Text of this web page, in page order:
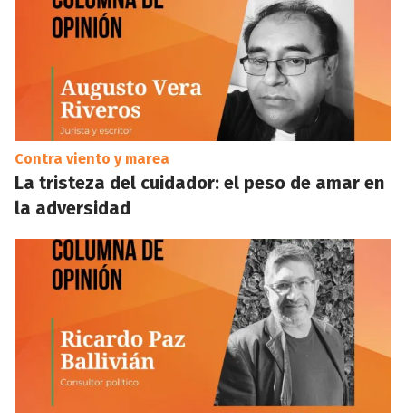
Contra viento y marea
La tristeza del cuidador: el peso de amar en
la adversidad